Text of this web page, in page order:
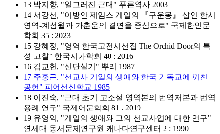
13 박지향, "일그러진 근대" 푸른역사 2003
14 서강선, "이방인 제임스 게일의 『구운몽』 삽인 한시
영역-계섬월과 가춘운의 결연을 중심으로" 국제한인문
학회 35 : 2023
15 강혜정, "영역 한국고전시선집 The Orchid Door의 특
성 고찰" 한국시가학회 40 : 2016
16 김교헌, "신단실기" 뿌리 1987
17 주홍근, "선교사 기일의 생애와 한국 기독교에 끼친
공헌" 피어선신학교 1985
18 이진숙, "근대 초기 고소설 영역본의 번역저본과 번역
용례 연구" 국제어문학회 81 : 2019
19 유영익, "게일의 생애와 그의 선교사업에 대한 연구"
연세대 동서문제연구원 캐나다연구센터 2 : 1990